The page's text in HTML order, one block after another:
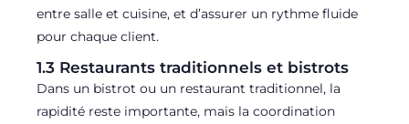
entre salle et cuisine, et d’assurer un rythme fluide
pour chaque client.
1.3 Restaurants traditionnels et bistrots
Dans un bistrot ou un restaurant traditionnel, la
rapidité reste importante, mais la coordination